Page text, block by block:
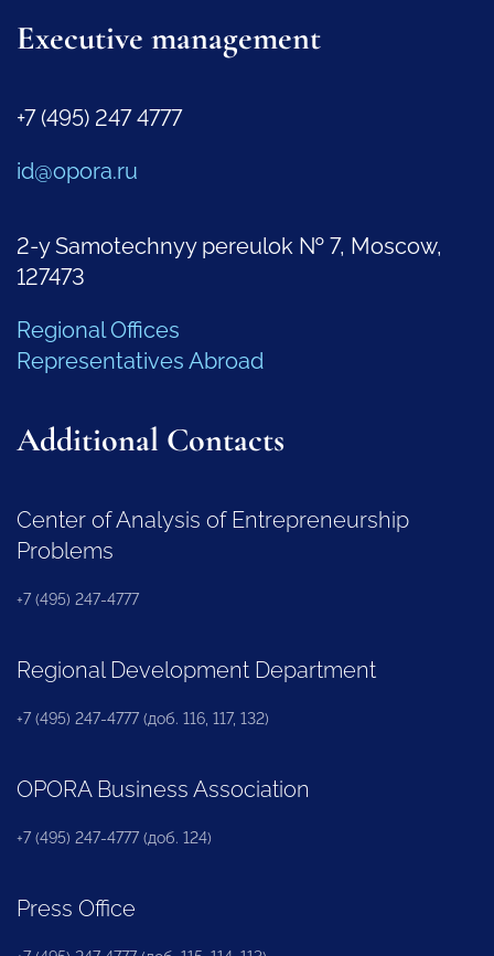
Executive management
+7 (495) 247 4777
id@opora.ru
2-y Samotechnyy pereulok № 7, Moscow,
127473
Regional Offices
Representatives Abroad
Additional Contacts
Center of Analysis of Entrepreneurship
Problems
+7 (495) 247-4777
Regional Development Department
+7 (495) 247-4777 (доб. 116, 117, 132)
OPORA Business Association
+7 (495) 247-4777 (доб. 124)
Press Office